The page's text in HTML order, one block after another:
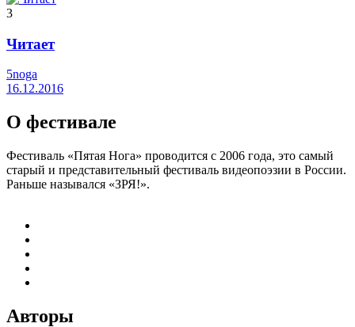
3
Читает
5noga
16.12.2016
О фестивале
Фестиваль «Пятая Нога» проводится с 2006 года, это самый
старый и представительный фестиваль видеопоэзии в России.
Раньше назывался «ЗРЯ!».
Авторы